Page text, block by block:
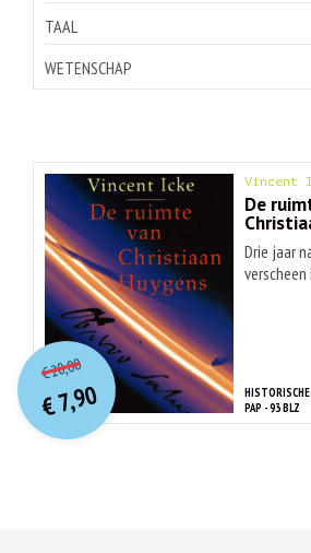
TAAL
WETENSCHAP
Vincent
De
Drie jaar
PAP - 93 BLZ
€20,00O
orspr
onkelijke
prijs
was:
€ 20,00.
€7,90
Huidige
prijs
is:
€ 7,90.